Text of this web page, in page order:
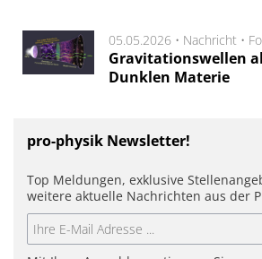
05.05.2026 • Nachricht •
Gravitationswellen
Dunklen Materie
pro-physik Newsletter!
Top Meldungen, exklusive
weitere aktuelle Nachrichten aus der